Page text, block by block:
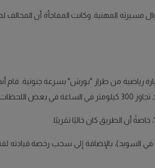
المهنية. وكانت المفاجأة أن المخالف
رياضية من طراز "بورش" بسرعة جنونية. قام
أن الطريق كان خاليًا تقريبًا.
في السويد)، بالإضافة إلى سحب رخصة قيادته